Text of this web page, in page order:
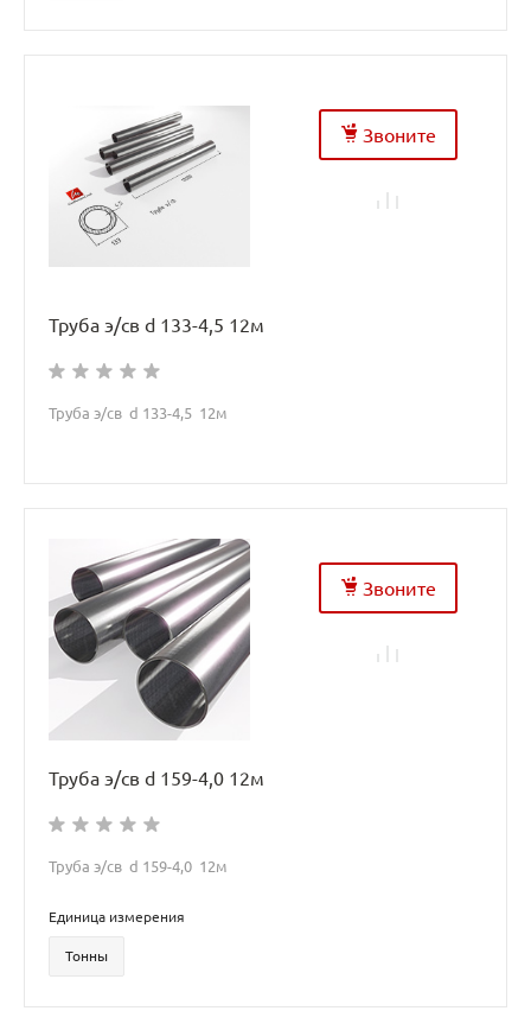
Звоните
Труба э/св d 133-4,5 12м
Труба э/св d 133-4,5 12м
Звоните
Труба э/св d 159-4,0 12м
Труба э/св d 159-4,0 12м
Единица измерения
Тонны